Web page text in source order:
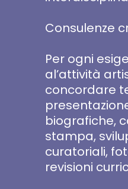
Consulenze
Per ogni
al’attività
concordare
biografiche,
stampa,
curatoriali,
revisioni